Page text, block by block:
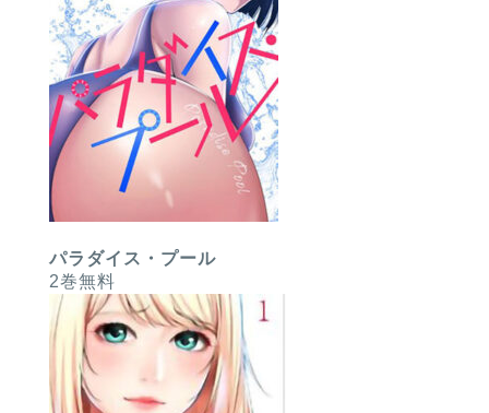
パラダイス・プール
2巻無料